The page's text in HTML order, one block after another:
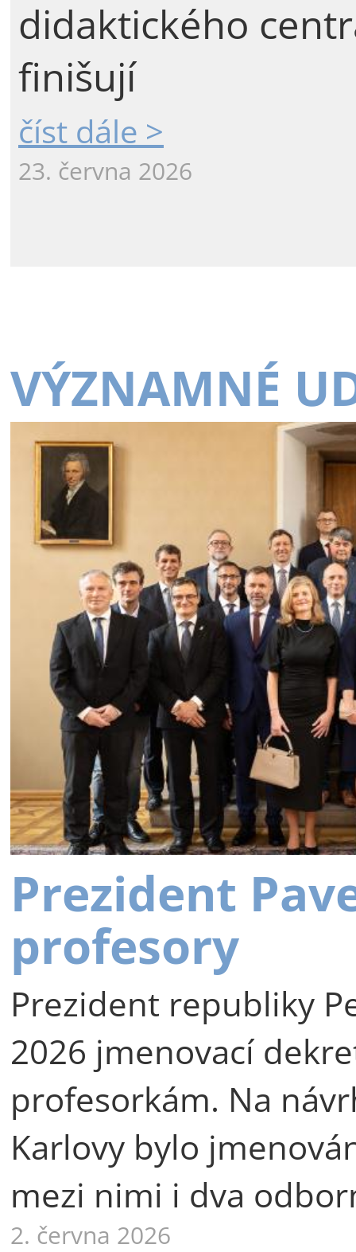
didaktického
finišují
číst dále >
23. června 2026
VÝZNAMNÉ
Prezident
profesory
Prezident republiky
2026 jmenovací
profesorkám. Na
Karlovy bylo
mezi nimi i dva
2. června 2026